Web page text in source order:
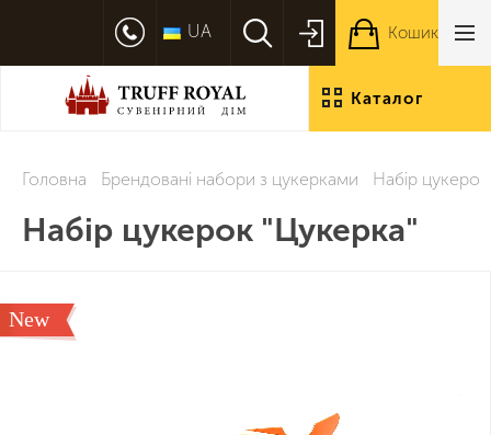
Каталог
UA Кошик
Головна Брендовані набори з цукерками Набір
Набір цукерок "Цукерка"
New